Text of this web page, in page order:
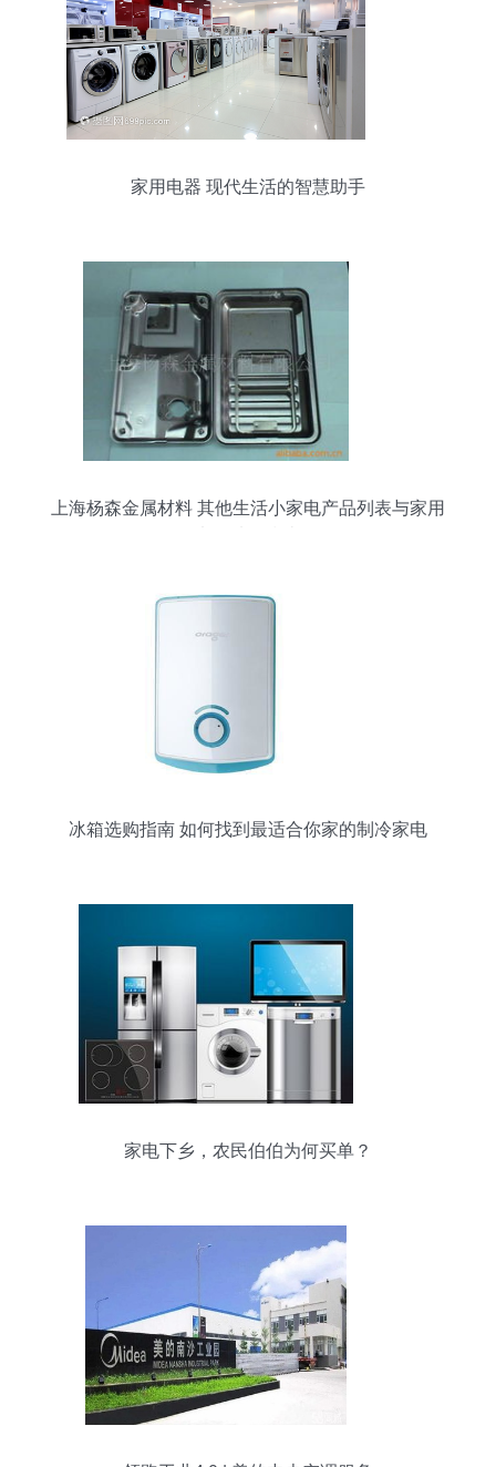
家用电器 现代生活的智慧助手
上海杨森金属材料 其他生活小家电产品列表与家用
冰箱选购指南 如何找到最适合你家的制冷家电
家电下乡，农民伯伯为何买单？